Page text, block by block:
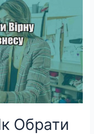
Обрати